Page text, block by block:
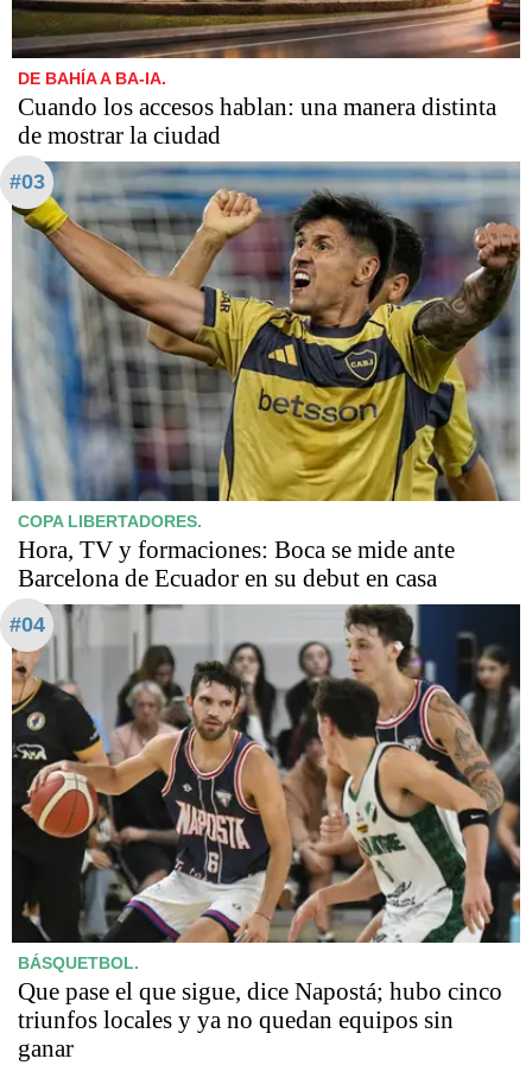
DE BAHÍA A BA-IA.
Cuando los accesos hablan: una manera distinta
de mostrar la ciudad
#03
COPA LIBERTADORES.
Hora, TV y formaciones: Boca se mide ante
Barcelona de Ecuador en su debut en casa
#04
BÁSQUETBOL.
Que pase el que sigue, dice Napostá; hubo cinco
triunfos locales y ya no quedan equipos sin
ganar